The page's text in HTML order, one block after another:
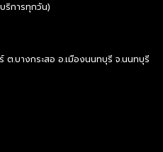
ริการทุกวัน)
ต.บางกระสอ อ.เมืองนนทบุรี จ.นนทบุรี